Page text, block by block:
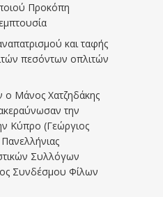
Προκόπη
και ταφής
πεσόντων οπλιτών
ο Μάνος Χατζηδάκης
την
Κύπρο (Γεώργιος
Συλλόγων
Συνδέσμου Φίλων